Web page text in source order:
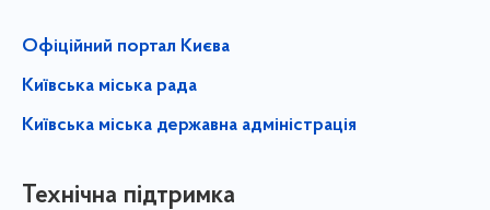
Офіційний портал Києва
Київська міська рада
Київська міська державна адміністрація
Технічна підтримка